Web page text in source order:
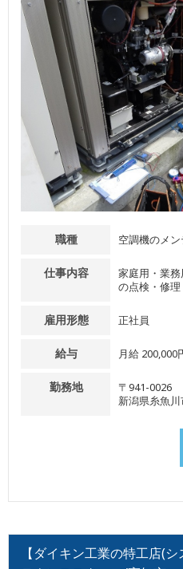
職種 空調機のメ
仕事内容
家庭用・業
の点検・修
雇用形態 正社員
給与 月給 200,000
勤務地
〒941-0026
新潟県糸魚
【ダイキン工業の特工店(